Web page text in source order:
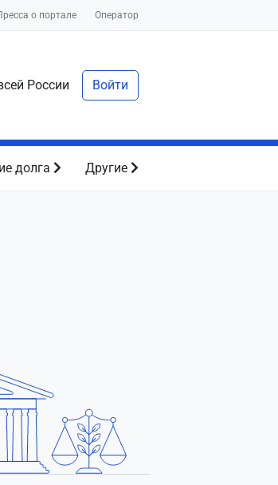
о портале Оператор
России Войти
долга Другие